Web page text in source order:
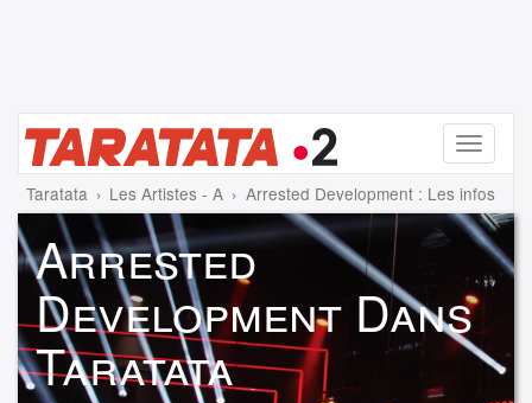
Menu
Taratata Les Artistes - A Arrested Development : Les infos
Arrested
Development Dans
Taratata